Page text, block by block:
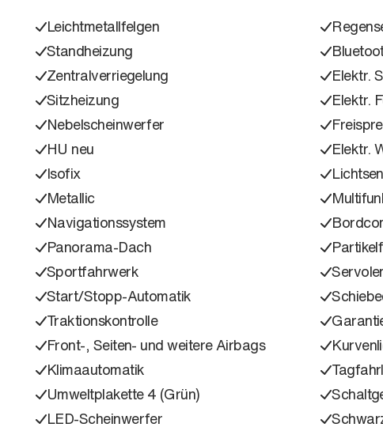
Leichtmetallfelgen
Standheizung
Zentralverriegelung
Elektr.
Sitzheizung
Elektr.
Nebelscheinwerfer
HU neu
Elektr.
Isofix
Metallic
Navigationssystem
Panorama-Dach
Sportfahrwerk
Start/Stopp-Automatik
Traktionskontrolle
Front-, Seiten- und weitere Airbags
Klimaautomatik
Umweltplakette 4 (Grün)
LED-Scheinwerfer